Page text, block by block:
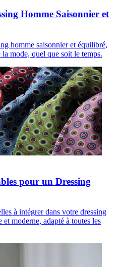
Homme Saisonnier et
homme saisonnier et équilibré,
mode, quel que soit le temps.
pour un Dressing
à intégrer dans votre dressing
moderne, adapté à toutes les